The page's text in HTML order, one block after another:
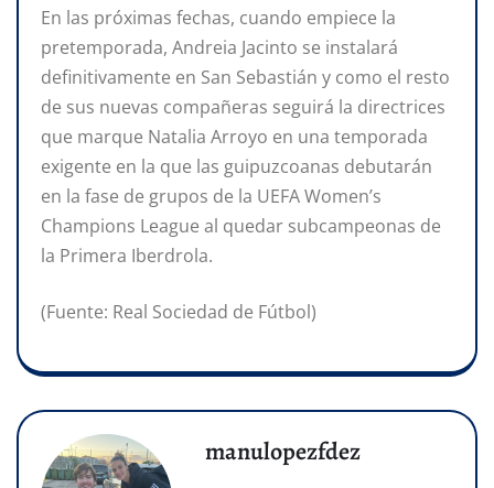
En las próximas fechas, cuando empiece la
pretemporada, Andreia Jacinto se instalará
definitivamente en San Sebastián y como el resto
de sus nuevas compañeras seguirá la directrices
que marque Natalia Arroyo en una temporada
exigente en la que las guipuzcoanas debutarán
en la fase de grupos de la UEFA Women’s
Champions League al quedar subcampeonas de
la Primera Iberdrola.
(Fuente: Real Sociedad de Fútbol)
manulopezfdez